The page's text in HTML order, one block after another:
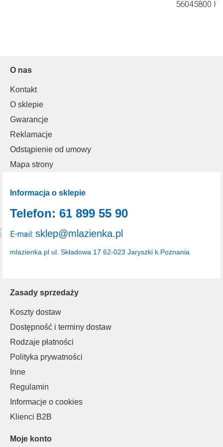
56045800
O nas
Kontakt
O sklepie
Gwarancje
Reklamacje
Odstąpienie od umowy
Mapa strony
Zasady sprzedaży
Koszty dostaw
Dostępność i terminy dostaw
Rodzaje płatności
Polityka prywatności
Inne
Regulamin
Informacje o cookies
Klienci B2B
Moje konto
Informacja o sklepie
mlazienka.pl ul. Składowa 17 62-023 Jaryszki k.Poznania
Telefon: 61 899 55 90
E-mail: sklep@mlazienka.pl